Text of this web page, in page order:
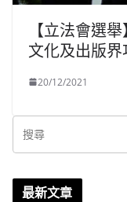
【立法會選
文化及出版
20/12/2021
最新文章